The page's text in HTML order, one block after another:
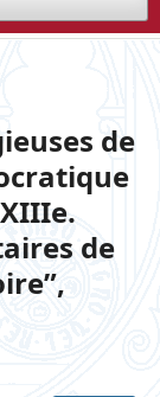
de
de